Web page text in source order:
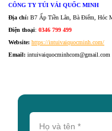
CÔNG TY TÚI VẢI QUỐC MINH
Địa chỉ: B7 Ấp Tiền Lân, Bà Điểm, Hóc
Điện thoại: 0346 799 499
Website: https://intuivaiquocminh.com/
Email: intuivaiquocminhcom@gmail.com